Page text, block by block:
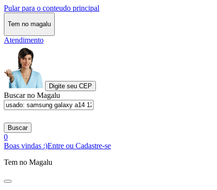
Pular para o conteudo principal
Tem no magalu
Atendimento
Digite seu CEP
Buscar no Magalu
Buscar
0
Boas vindas :)Entre ou Cadastre-se
Tem no Magalu